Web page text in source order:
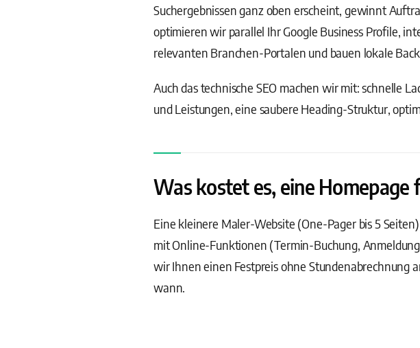
Suchergebnissen ganz oben erscheint, gewinnt
optimieren wir parallel Ihr Google Business Profile,
relevanten Branchen-Portalen und bauen lokale
Auch das technische SEO machen wir mit: schnelle
und Leistungen, eine saubere Heading-Struktur,
Was kostet es, eine Homepage
Eine kleinere Maler-Website (One-Pager bis 5
mit Online-Funktionen (Termin-Buchung,
wir Ihnen einen Festpreis ohne Stundenabrechnung
wann.